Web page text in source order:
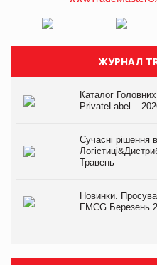
ЖУРНАЛ
Каталог
PrivateLabel –
Сучасні рішення в
Травень
Новинки.
FMCG.Березень